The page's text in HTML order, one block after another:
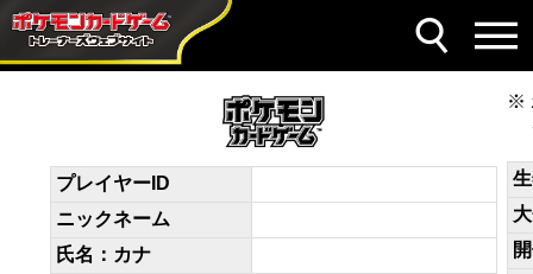
デッキコード
XR2yyy-A0AMGh-MpRMpX
プレイヤーID
ニックネーム
氏名：カナ